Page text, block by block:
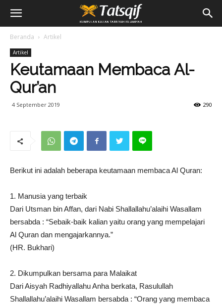
Beranda Artikel
Artikel
Keutamaan Membaca Al-
Qur’an
4 September 2019 290
Berikut ini adalah beberapa keutamaan membaca Al Quran:
1. Manusia yang terbaik
Dari Utsman bin Affan, dari Nabi Shallallahu’alaihi Wasallam
bersabda : “Sebaik-baik kalian yaitu orang yang mempelajari
Al Quran dan mengajarkannya.”
(HR. Bukhari)
2. Dikumpulkan bersama para Malaikat
Dari Aisyah Radhiyallahu Anha berkata, Rasulullah
Shallallahu’alaihi Wasallam bersabda : “Orang yang membaca